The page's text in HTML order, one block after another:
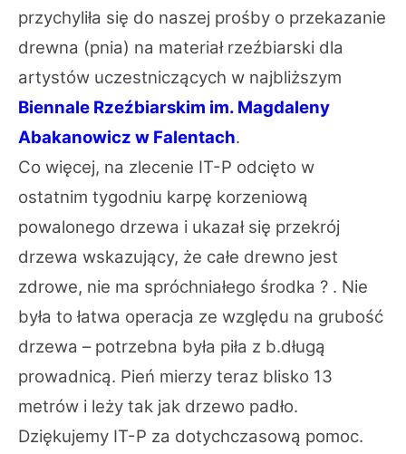
przychyliła się do naszej prośby o przekazanie
drewna (pnia) na materiał rzeźbiarski dla
artystów uczestniczących w najbliższym
Biennale Rzeźbiarskim im. Magdaleny
Abakanowicz w Falentach.
Co więcej, na zlecenie IT-P odcięto w
ostatnim tygodniu karpę korzeniową
powalonego drzewa i ukazał się przekrój
drzewa wskazujący, że całe drewno jest
zdrowe, nie ma spróchniałego środka ? . Nie
była to łatwa operacja ze względu na grubość
drzewa – potrzebna była piła z b.długą
prowadnicą. Pień mierzy teraz blisko 13
metrów i leży tak jak drzewo padło.
Dziękujemy IT-P za dotychczasową pomoc.